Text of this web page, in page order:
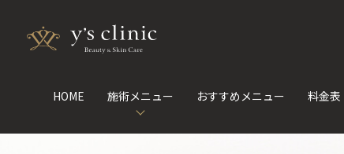
HOME 施術メニュー おすすめメニュー 料金表